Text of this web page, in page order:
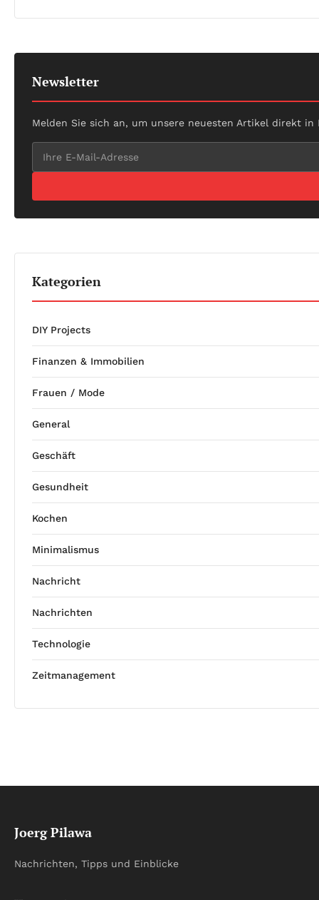
Newsletter
Melden Sie sich an, um unsere neuesten Artikel direkt
Kategorien
DIY Projects
Finanzen & Immobilien
Frauen / Mode
General
Geschäft
Gesundheit
Kochen
Minimalismus
Nachricht
Nachrichten
Technologie
Zeitmanagement
Joerg Pilawa
Nachrichten, Tipps und Einblicke